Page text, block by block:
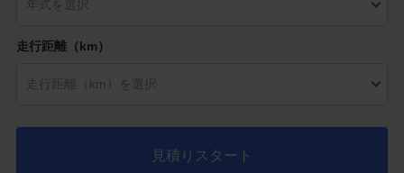
走行距離（km）
見積りスタート